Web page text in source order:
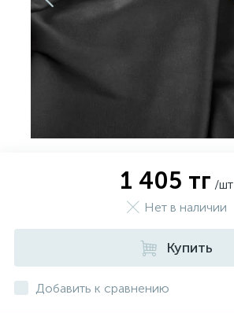
1 405 тг /шт
Нет в наличии
Купить
Добавить к сравнению